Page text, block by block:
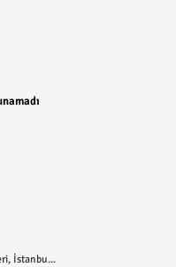
İstanbu...